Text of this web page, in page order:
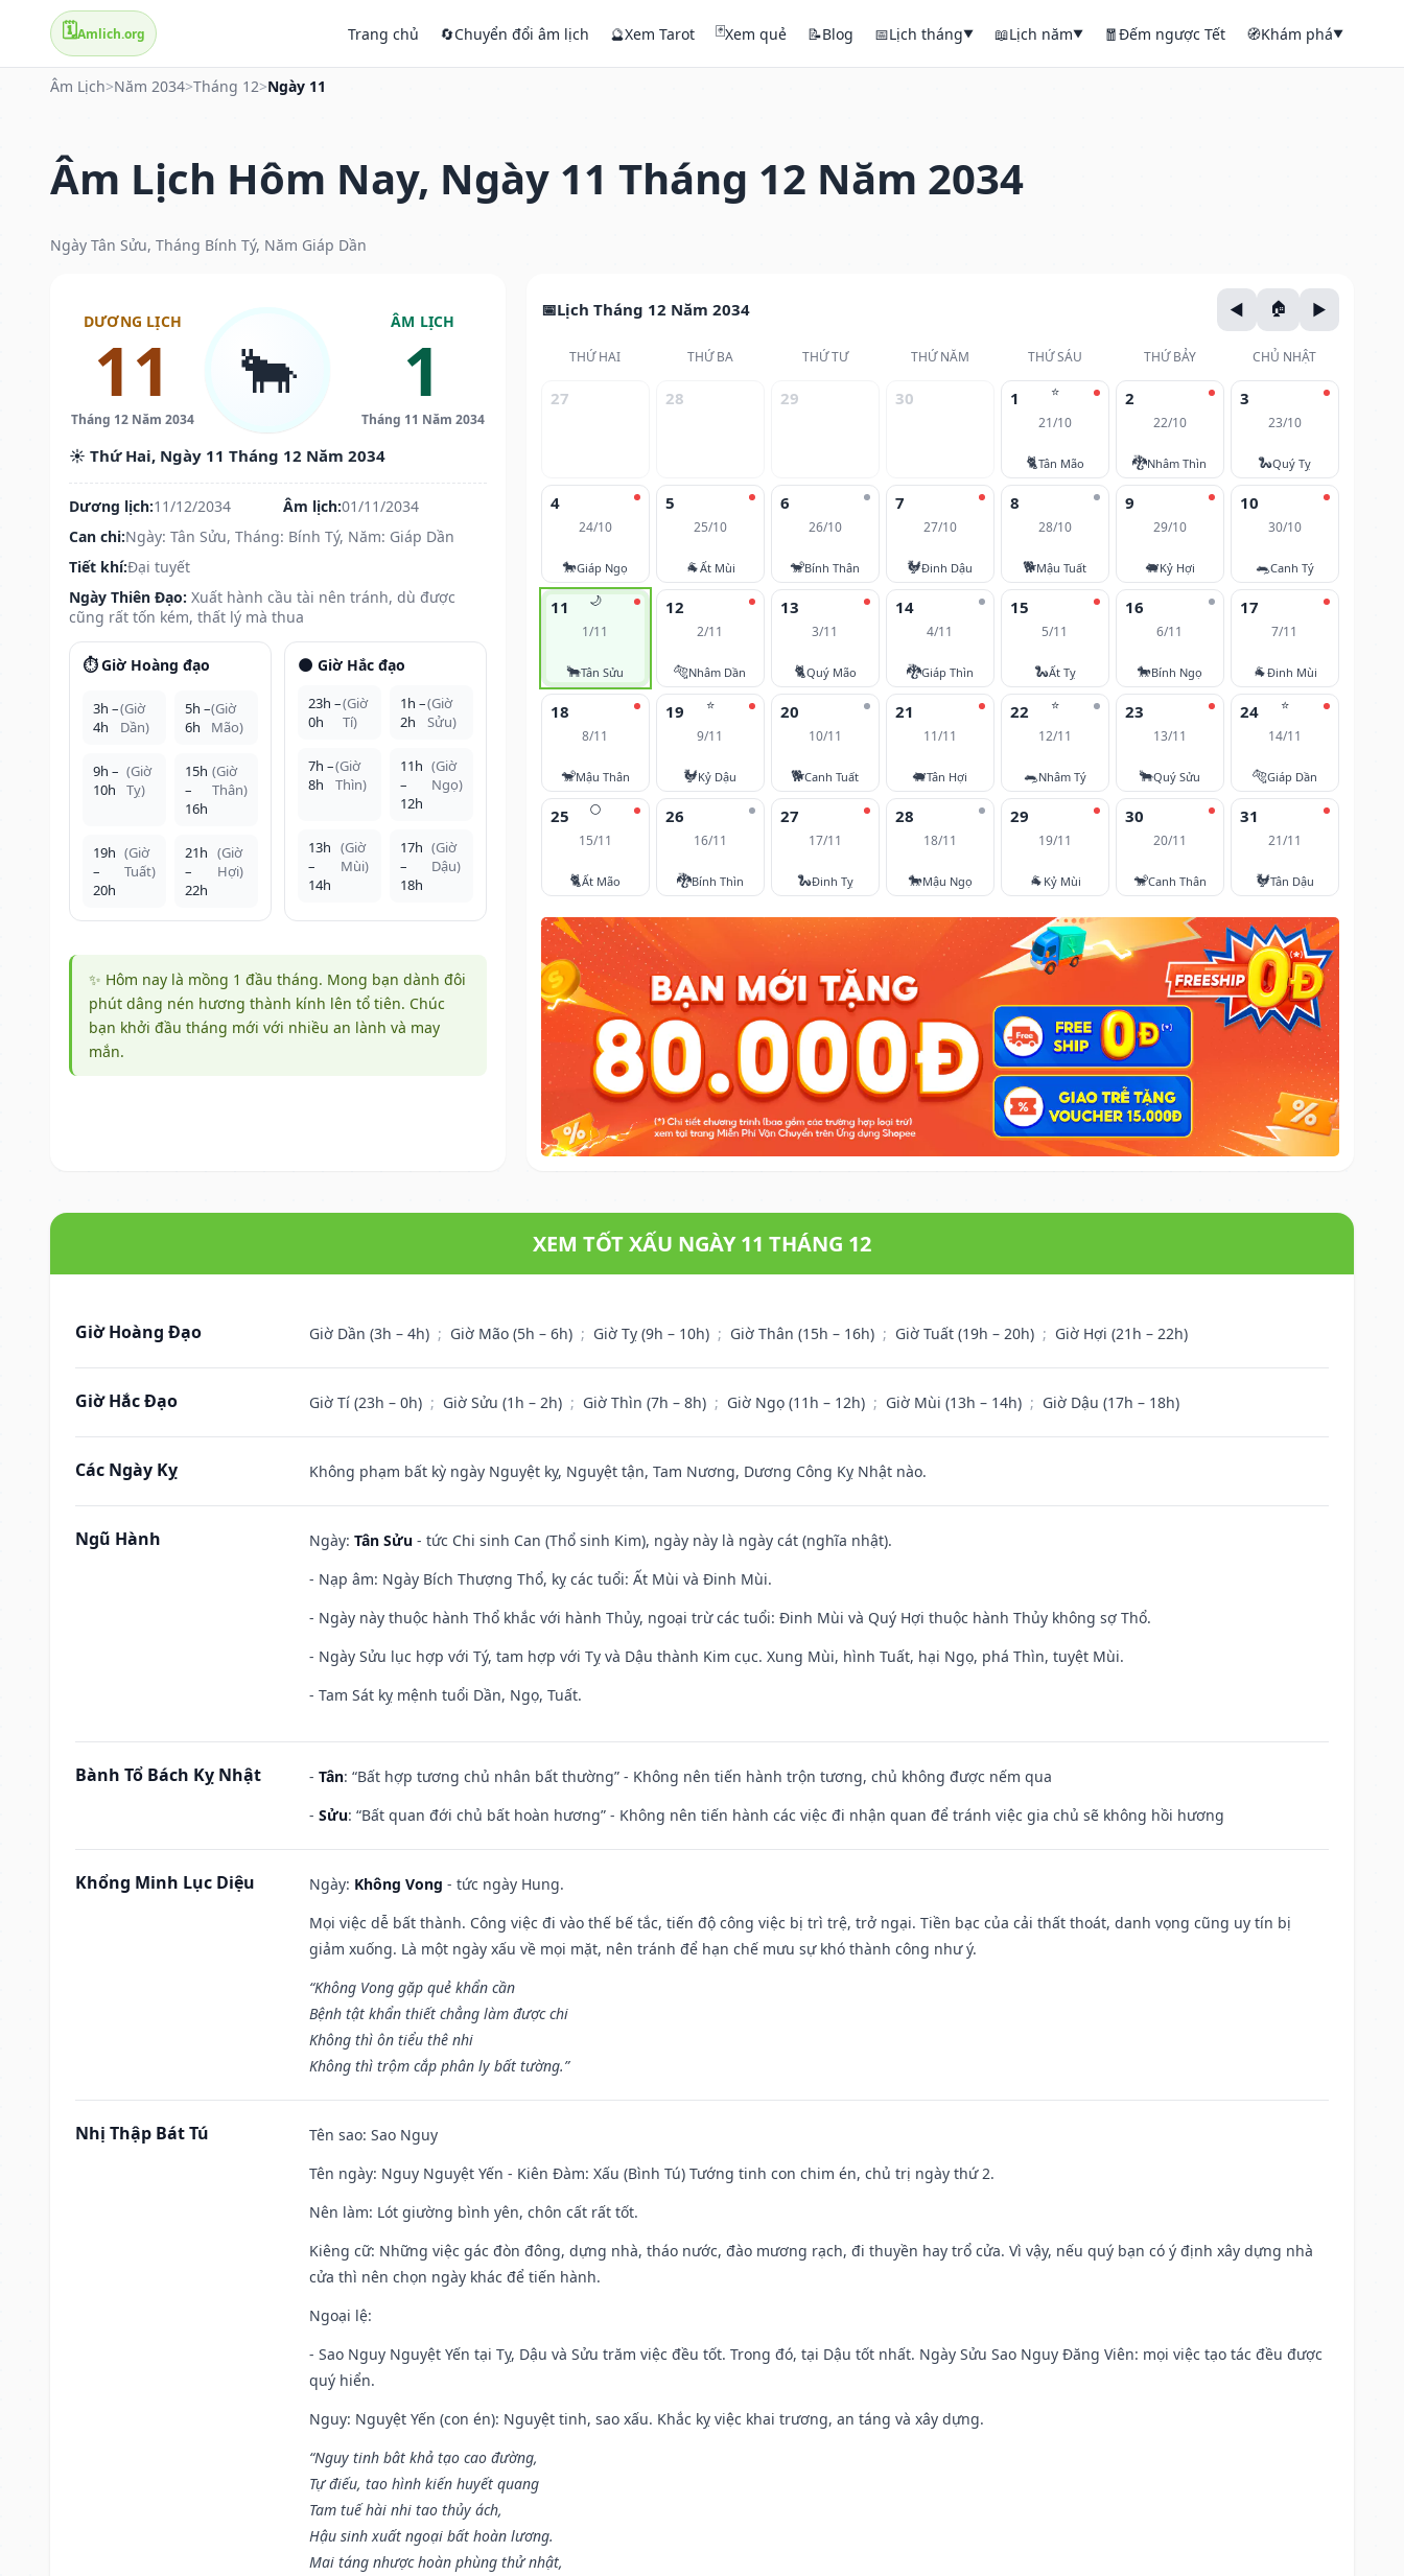
🗓️Amlich.org Trang chủ 🔄Chuyển đổi âm lịch 🔮Xem Tarot 🃏Xem quẻ 📝Blog 📅Lịch tháng▼ 📖Lịch năm▼ 🧧Đếm ngược Tết 🧭Khám phá▼
Âm Lịch>Năm 2034>Tháng 12>Ngày 11
Âm Lịch Hôm Nay, Ngày 11 Tháng 12 Năm 2034
Ngày Tân Sửu, Tháng Bính Tý, Năm Giáp Dần
DƯƠNG LỊCH
11
Tháng 12 Năm 2034
🐂
ÂM LỊCH
1
Tháng 11 Năm 2034
☀️ Thứ Hai, Ngày 11 Tháng 12 Năm 2034
Dương lịch:11/12/2034 Âm lịch:01/11/2034
Can chi:Ngày: Tân Sửu, Tháng: Bính Tý, Năm: Giáp Dần
Tiết khí:Đại tuyết
Ngày Thiên Đạo: Xuất hành cầu tài nên tránh, dù được
cũng rất tốn kém, thất lý mà thua
⏱️ Giờ Hoàng đạo
3h –
4h
(Giờ
Dần)
5h –
6h
(Giờ
Mão)
9h –
10h
(Giờ
Tỵ)
15h
–
16h
(Giờ
Thân)
19h
–
20h
(Giờ
Tuất)
21h
–
22h
(Giờ
Hợi)
🌑 Giờ Hắc đạo
23h –
0h
(Giờ
Tí)
1h –
2h
(Giờ
Sửu)
7h –
8h
(Giờ
Thìn)
11h
–
12h
(Giờ
Ngọ)
13h
–
14h
(Giờ
Mùi)
17h
–
18h
(Giờ
Dậu)
✨ Hôm nay là mồng 1 đầu tháng. Mong bạn dành đôi
phút dâng nén hương thành kính lên tổ tiên. Chúc
bạn khởi đầu tháng mới với nhiều an lành và may
mắn.
Lịch Tháng 12 Năm 2034
THỨ HAI THỨ BA THỨ TƯ THỨ NĂM THỨ SÁU THỨ BẢY CHỦ NHẬT
27 28 29 30 ⭐
1
21/10
🐈Tân Mão
2
22/10
🐉Nhâm Thìn
3
23/10
🐍Quý Tỵ
4
24/10
🐎Giáp Ngọ
5
25/10
🐐Ất Mùi
6
26/10
🐒Bính Thân
7
27/10
🐓Đinh Dậu
8
28/10
🐕Mậu Tuất
9
29/10
🐖Kỷ Hợi
10
30/10
🐀Canh Tý
🌙
11
1/11
🐂Tân Sửu
12
2/11
🐅Nhâm Dần
13
3/11
🐈Quý Mão
14
4/11
🐉Giáp Thìn
15
5/11
🐍Ất Tỵ
16
6/11
🐎Bính Ngọ
17
7/11
🐐Đinh Mùi
18
8/11
🐒Mậu Thân
⭐
19
9/11
🐓Kỷ Dậu
20
10/11
🐕Canh Tuất
21
11/11
🐖Tân Hợi
⭐
22
12/11
🐀Nhâm Tý
23
13/11
🐂Quý Sửu
⭐
24
14/11
🐅Giáp Dần
🌕
25
15/11
🐈Ất Mão
26
16/11
🐉Bính Thìn
27
17/11
🐍Đinh Tỵ
28
18/11
🐎Mậu Ngọ
29
19/11
🐐 Kỷ Mùi
30
20/11
🐒Canh Thân
31
21/11
🐓Tân Dậu
XEM TỐT XẤU NGÀY 11 THÁNG 12
Giờ Hoàng Đạo Giờ Dần (3h – 4h) ; Giờ Mão (5h – 6h) ; Giờ Tỵ (9h – 10h) ; Giờ Thân (15h – 16h) ; Giờ Tuất (19h – 20h) ; Giờ Hợi (21h – 22h)
Giờ Hắc Đạo Giờ Tí (23h – 0h) ; Giờ Sửu (1h – 2h) ; Giờ Thìn (7h – 8h) ; Giờ Ngọ (11h – 12h) ; Giờ Mùi (13h – 14h) ; Giờ Dậu (17h – 18h)
Các Ngày Kỵ Không phạm bất kỳ ngày Nguyệt kỵ, Nguyệt tận, Tam Nương, Dương Công Kỵ Nhật nào.
Ngũ Hành Ngày: Tân Sửu - tức Chi sinh Can (Thổ sinh Kim), ngày này là ngày cát (nghĩa nhật).
- Nạp âm: Ngày Bích Thượng Thổ, kỵ các tuổi: Ất Mùi và Đinh Mùi.
- Ngày này thuộc hành Thổ khắc với hành Thủy, ngoại trừ các tuổi: Đinh Mùi và Quý Hợi thuộc hành Thủy không sợ Thổ.
- Ngày Sửu lục hợp với Tý, tam hợp với Tỵ và Dậu thành Kim cục. Xung Mùi, hình Tuất, hại Ngọ, phá Thìn, tuyệt Mùi.
- Tam Sát kỵ mệnh tuổi Dần, Ngọ, Tuất.
Bành Tổ Bách Kỵ Nhật - Tân: “Bất hợp tương chủ nhân bất thường” - Không nên tiến hành trộn tương, chủ không được nếm qua
- Sửu: “Bất quan đới chủ bất hoàn hương” - Không nên tiến hành các việc đi nhận quan để tránh việc gia chủ sẽ không hồi hương
Khổng Minh Lục Diệu Ngày: Không Vong - tức ngày Hung.
Mọi việc dễ bất thành. Công việc đi vào thế bế tắc, tiến độ công việc bị trì trệ, trở ngại. Tiền bạc của cải thất thoát, danh vọng cũng uy tín bị
giảm xuống. Là một ngày xấu về mọi mặt, nên tránh để hạn chế mưu sự khó thành công như ý.
“Không Vong gặp quẻ khẩn cần
Bệnh tật khẩn thiết chẳng làm được chi
Không thì ôn tiểu thê nhi
Không thì trộm cắp phân ly bất tường.”
Nhị Thập Bát Tú Tên sao: Sao Nguy
Tên ngày: Nguy Nguyệt Yến - Kiên Đàm: Xấu (Bình Tú) Tướng tinh con chim én, chủ trị ngày thứ 2.
Nên làm: Lót giường bình yên, chôn cất rất tốt.
Kiêng cữ: Những việc gác đòn đông, dựng nhà, tháo nước, đào mương rạch, đi thuyền hay trổ cửa. Vì vậy, nếu quý bạn có ý định xây dựng nhà
cửa thì nên chọn ngày khác để tiến hành.
Ngoại lệ:
- Sao Nguy Nguyệt Yến tại Tỵ, Dậu và Sửu trăm việc đều tốt. Trong đó, tại Dậu tốt nhất. Ngày Sửu Sao Nguy Đăng Viên: mọi việc tạo tác đều được
quý hiển.
Nguy: Nguyệt Yến (con én): Nguyệt tinh, sao xấu. Khắc kỵ việc khai trương, an táng và xây dựng.
“Nguy tinh bât khả tạo cao đường,
Tự điếu, tao hình kiến huyết quang
Tam tuế hài nhi tao thủy ách,
Hậu sinh xuất ngoại bất hoàn lương.
Mai táng nhược hoàn phùng thử nhật,